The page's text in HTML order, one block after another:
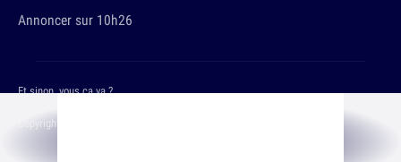
Annoncer sur 10h26
Copyright © 2026 The Original Publishing Studio
Et sinon, vous ça va ?